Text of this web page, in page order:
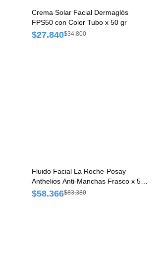
Crema Solar Facial Dermaglós
FPS50 con Color Tubo x 50 gr
$27.840$34.800
Fluido Facial La Roche-Posay
Anthelios Anti-Manchas Frasco x 50
ml
$58.366$83.380